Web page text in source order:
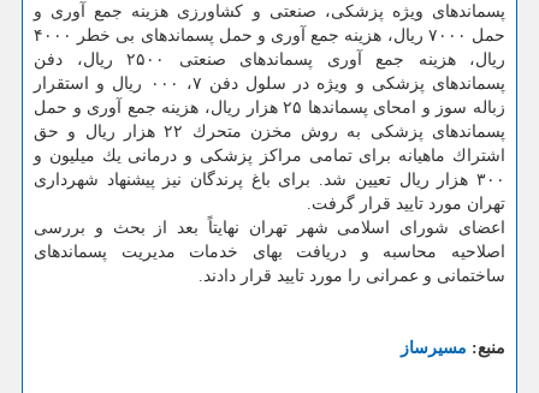
پسماندهای ویژه پزشكی، صنعتی و كشاورزی هزینه جمع آوری و
حمل ۷۰۰۰ ریال، هزینه جمع آوری و حمل پسماندهای بی خطر ۴۰۰۰
ریال، هزینه جمع آوری پسماندهای صنعتی ۲۵۰۰ ریال، دفن
پسماندهای پزشكی و ویژه در سلول دفن ۷، ۰۰۰ ریال و استقرار
زباله سوز و امحای پسماندها ۲۵ هزار ریال، هزینه جمع آوری و حمل
پسماندهای پزشكی به روش مخزن متحرك ۲۲ هزار ریال و حق
اشتراك ماهیانه برای تمامی مراكز پزشكی و درمانی یك میلیون و
۳۰۰ هزار ریال تعیین شد. برای باغ پرندگان نیز پیشنهاد شهرداری
تهران مورد تایید قرار گرفت.
اعضای شورای اسلامی شهر تهران نهایتاً بعد از بحث و بررسی
اصلاحیه محاسبه و دریافت بهای خدمات مدیریت پسماندهای
ساختمانی و عمرانی را مورد تایید قرار دادند.
منبع: مسیرساز